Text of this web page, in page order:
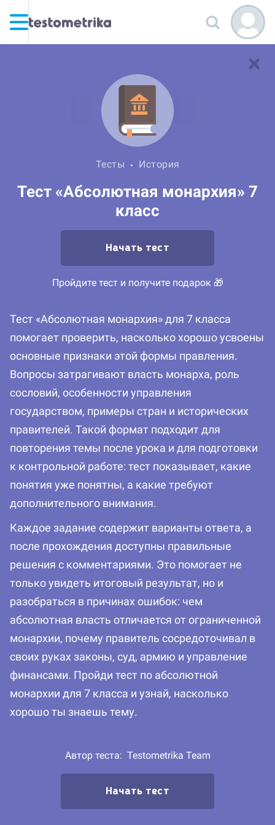
Тесты История
Тест «Абсолютная монархия» 7
класс
Начать тест
Пройдите тест и получите подарок 🎁
Тест «Абсолютная монархия» для 7 класса
помогает проверить, насколько хорошо усвоены
основные признаки этой формы правления.
Вопросы затрагивают власть монарха, роль
сословий, особенности управления
государством, примеры стран и исторических
правителей. Такой формат подходит для
повторения темы после урока и для подготовки
к контрольной работе: тест показывает, какие
понятия уже понятны, а какие требуют
дополнительного внимания.
Каждое задание содержит варианты ответа, а
после прохождения доступны правильные
решения с комментариями. Это помогает не
только увидеть итоговый результат, но и
разобраться в причинах ошибок: чем
абсолютная власть отличается от ограниченной
монархии, почему правитель сосредоточивал в
своих руках законы, суд, армию и управление
финансами. Пройди тест по абсолютной
монархии для 7 класса и узнай, насколько
хорошо ты знаешь тему.
Автор теста: Testometrika Team
Начать тест